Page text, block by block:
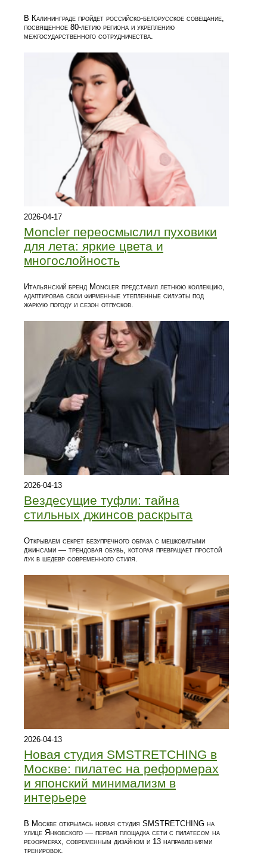
В Калининграде пройдет российско-белорусское совещание,
посвященное 80-летию региона и укреплению
межгосударственного сотрудничества.
2026-04-17
Moncler переосмыслил пуховики
для лета: яркие цвета и
многослойность
Итальянский бренд Moncler представил летнюю коллекцию,
адаптировав свои фирменные утепленные силуэты под
жаркую погоду и сезон отпусков.
2026-04-13
Вездесущие туфли: тайна
стильных джинсов раскрыта
Открываем секрет безупречного образа с мешковатыми
джинсами — трендовая обувь, которая превращает простой
лук в шедевр современного стиля.
2026-04-13
Новая студия SMSTRETCHING в
Москве: пилатес на реформерах
и японский минимализм в
интерьере
В Москве открылась новая студия SMSTRETCHING на
улице Янковского — первая площадка сети с пилатесом на
реформерах, современным дизайном и 13 направлениями
тренировок.